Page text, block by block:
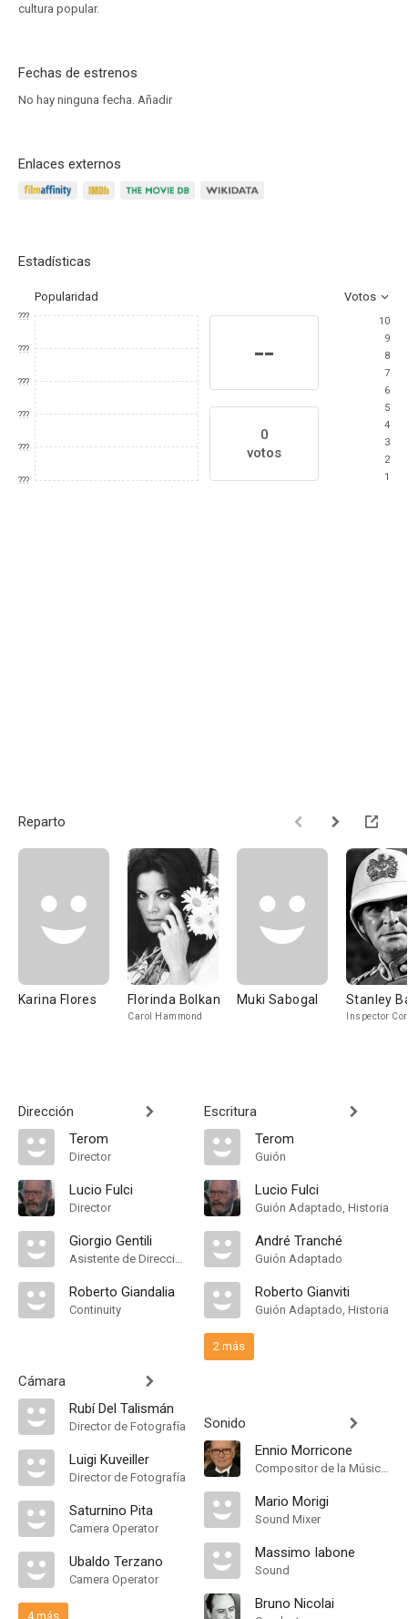
cultura popular.
Fechas de estrenos
No hay ninguna fecha. Añadir
Enlaces externos
Estadísticas
Popularidad Votos
???
???
???
???
???
???
--
0
votos
10
9
8
7
6
5
4
3
2
1
Reparto
Karina Flores Florinda Bolkan
Carol Hammond
Muki Sabogal Stanley
Inspector
Dirección
Terom
Director
Lucio Fulci
Director
Giorgio Gentili
Asistente de Dirección
Roberto Giandalia
Continuity
Cámara
Rubí Del Talismán
Director de Fotografía
Luigi Kuveiller
Director de Fotografía
Saturnino Pita
Camera Operator
Ubaldo Terzano
Camera Operator
4 más
Escritura
Terom
Guión
Lucio Fulci
Guión Adaptado, Historia
André Tranché
Guión Adaptado
Roberto Gianviti
Guión Adaptado, Historia
2 más
Sonido
Ennio Morricone
Compositor de la Música Original
Mario Morigi
Sound Mixer
Massimo Iabone
Sound
Bruno Nicolai